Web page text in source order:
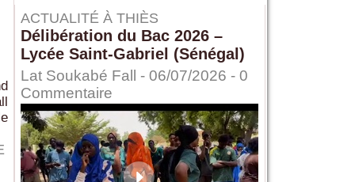
ACTUALITÉ À THIÈS
Délibération du Bac 2026 –
Lycée Saint-Gabriel (Sénégal)
Lat Soukabé Fall - 06/07/2026 - 0
Commentaire